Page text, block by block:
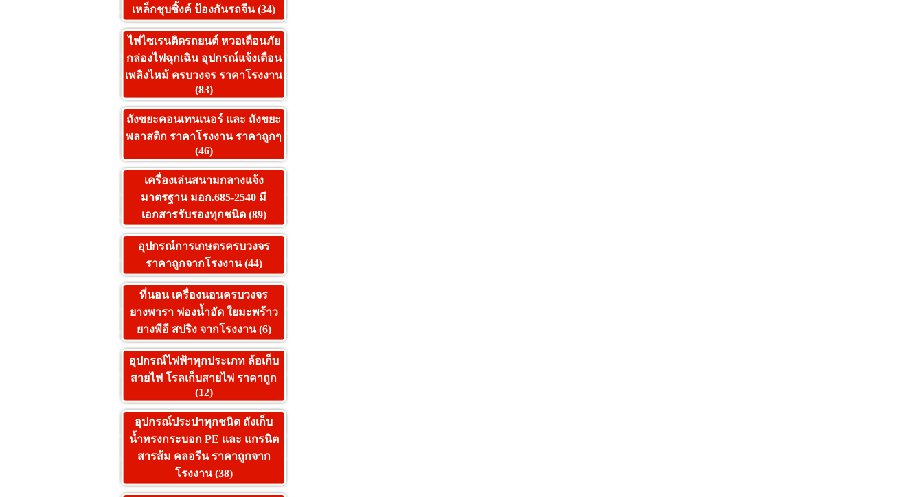
เหล็กชุบซิ้งค์ ป้องกันรถจีน (34)
ไฟไซเรนติดรถยนต์ หวอเตือนภัย
กล่องไฟฉุกเฉิน อุปกรณ์แจ้งเตือน
เพลิงไหม้ ครบวงจร ราคาโรงงาน
(83)
ถังขยะคอนเทนเนอร์ และ ถังขยะ
พลาสติก ราคาโรงงาน ราคาถูกๆ
(46)
เครื่องเล่นสนามกลางแจ้ง
มาตรฐาน มอก.685-2540 มี
เอกสารรับรองทุกชนิด (89)
อุปกรณ์การเกษตรครบวงจร
ราคาถูกจากโรงงาน (44)
ที่นอน เครื่องนอนครบวงจร
ยางพารา ฟองน้ำอัด ใยมะพร้าว
ยางพีอี สปริง จากโรงงาน (6)
อุปกรณ์ไฟฟ้าทุกประเภท ล้อเก็บ
สายไฟ โรลเก็บสายไฟ ราคาถูก
(12)
อุปกรณ์ประปาทุกชนิด ถังเก็บ
น้ำทรงกระบอก PE และ แกรนิต
สารส้ม คลอรีน ราคาถูกจาก
โรงงาน (38)